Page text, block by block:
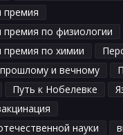
премия
премия по физиологии
премия по химии
и вечному
Путь к Нобелевке
науки